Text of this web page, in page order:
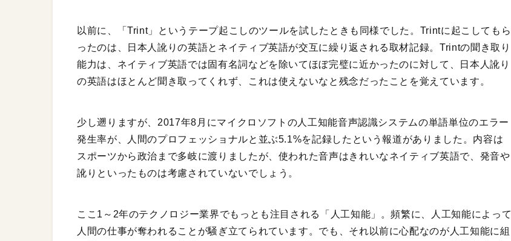
以前に、「Trint」というテープ起こしのツールを試したときも同様でした。Trintに起こしてもら
ったのは、日本人訛りの英語とネイティブ英語が交互に繰り返される取材記録。Trintの聞き取り
能力は、ネイティブ英語では固有名詞などを除いてほぼ完璧に近かったのに対して、日本人訛り
の英語はほとんど聞き取ってくれず、これは使えないなと残念だったことを覚えています。
少し遡りますが、2017年8月にマイクロソフトの人工知能音声認識システムの単語単位のエラー
発生率が、人間のプロフェッショナルと並ぶ5.1%を記録したという報道がありました。内容は
スポーツから政治まで多岐に渡りましたが、使われた音声はきれいなネイティブ英語で、発音や
訛りといったものは考慮されていないでしょう。
ここ1～2年のテクノロジー業界でもっとも注目される「人工知能」。頻繁に、人工知能によって
人間の仕事が奪われることが騒ぎ立てられています。でも、それ以前に心配なのが人工知能に組